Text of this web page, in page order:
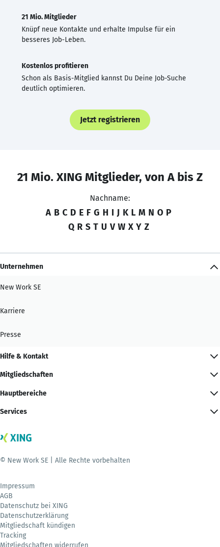
21 Mio. Mitglieder
Knüpf neue Kontakte und erhalte Impulse für ein
besseres Job-Leben.
Kostenlos profitieren
Schon als Basis-Mitglied kannst Du Deine Job-Suche
deutlich optimieren.
Jetzt registrieren
21 Mio. XING Mitglieder, von A bis Z
Nachname:
A B C D E F G H I J K L M N O P
Q R S T U V W X Y Z
Unternehmen
New Work SE
Karriere
Presse
Hilfe & Kontakt
Mitgliedschaften
Hauptbereiche
Services
© New Work SE | Alle Rechte vorbehalten
Impressum
AGB
Datenschutz bei XING
Datenschutzerklärung
Mitgliedschaft kündigen
Tracking
Mitgliedschaften widerrufen